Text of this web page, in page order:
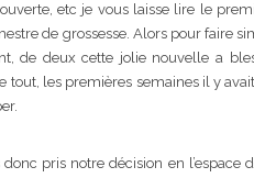
etc je vous laisse lire le
de grossesse. Alors pour faire
de deux cette jolie nouvelle a
tout, les premières semaines il y
donc pris notre décision en l’espace